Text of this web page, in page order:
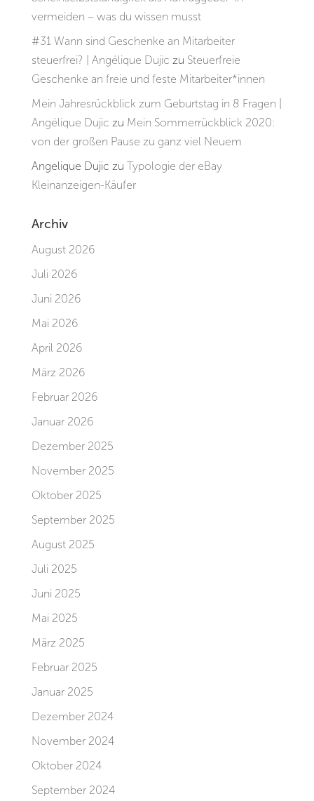
vermeiden – was du wissen musst
#31 Wann sind Geschenke an Mitarbeiter
steuerfrei? | Angélique Dujic zu Steuerfreie
Geschenke an freie und feste Mitarbeiter*innen
Mein Jahresrückblick zum Geburtstag in 8 Fragen |
Angélique Dujic zu Mein Sommerrückblick 2020:
von der großen Pause zu ganz viel Neuem
Angelique Dujic zu Typologie der eBay
Kleinanzeigen-Käufer
Archiv
August 2026
Juli 2026
Juni 2026
Mai 2026
April 2026
März 2026
Februar 2026
Januar 2026
Dezember 2025
November 2025
Oktober 2025
September 2025
August 2025
Juli 2025
Juni 2025
Mai 2025
März 2025
Februar 2025
Januar 2025
Dezember 2024
November 2024
Oktober 2024
September 2024